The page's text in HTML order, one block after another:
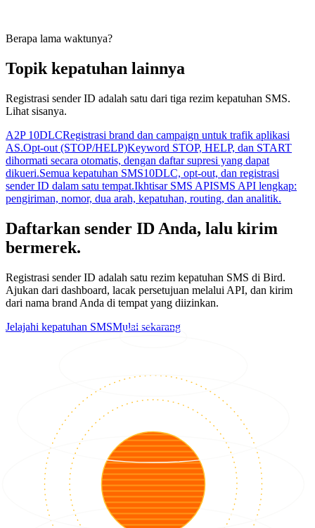
Berapa lama waktunya?
Topik kepatuhan lainnya
Registrasi sender ID adalah satu dari tiga rezim kepatuhan SMS.
Lihat sisanya.
A2P 10DLCRegistrasi brand dan campaign untuk trafik aplikasi
AS.Opt-out (STOP/HELP)Keyword STOP, HELP, dan START
dihormati secara otomatis, dengan daftar supresi yang dapat
dikueri.Semua kepatuhan SMS10DLC, opt-out, dan registrasi
sender ID dalam satu tempat.Ikhtisar SMS APISMS API lengkap:
pengiriman, nomor, dua arah, kepatuhan, routing, dan analitik.
Daftarkan sender ID Anda, lalu kirim
bermerek.
Registrasi sender ID adalah satu rezim kepatuhan SMS di Bird.
Ajukan dari dashboard, lacak persetujuan melalui API, dan kirim
dari nama brand Anda di tempat yang diizinkan.
Jelajahi kepatuhan SMSMulai sekarang